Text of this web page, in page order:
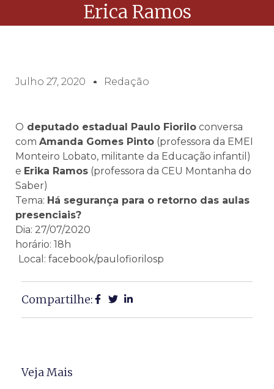
Erica Ramos
Julho 27, 2020 Redação
O deputado estadual Paulo Fiorilo conversa
com Amanda Gomes Pinto (professora da EMEI
Monteiro Lobato, militante da Educação infantil)
e Erika Ramos (professora da CEU Montanha do
Saber)
Tema: Há segurança para o retorno das aulas
presenciais?
Dia: 27/07/2020
horário: 18h
Local: facebook/paulofiorilosp
Compartilhe:
Veja Mais